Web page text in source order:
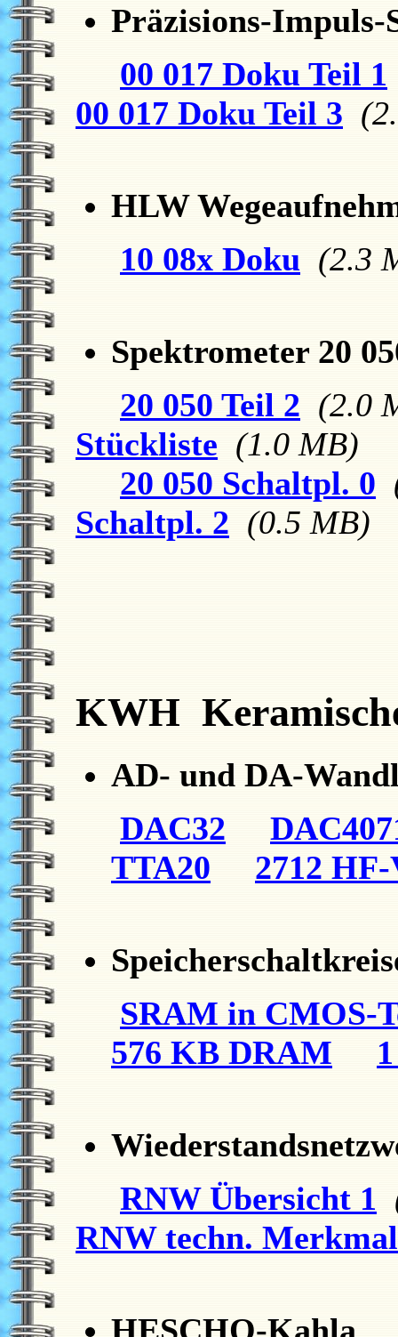
Präzisions-Impuls-
00 017 Doku Teil 1
00 017 Doku Teil 3
HLW
10 08x Doku (2.3
Spektrometer 20
20 050 Teil 2 (2.0
Stückliste (1.0 MB)
20 050 Schaltpl. 0
Schaltpl. 2 (0.5 MB)
KWH
AD- und DA-
DAC32
TTA20
2712
SRAM in CMOS-
576 KB DRAM
RNW Übersicht 1
RNW techn.